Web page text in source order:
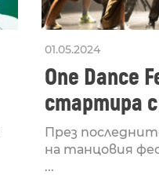
01.05.2024
One Dance
стартира
Lucid,
рейв
През
на танцовия
...